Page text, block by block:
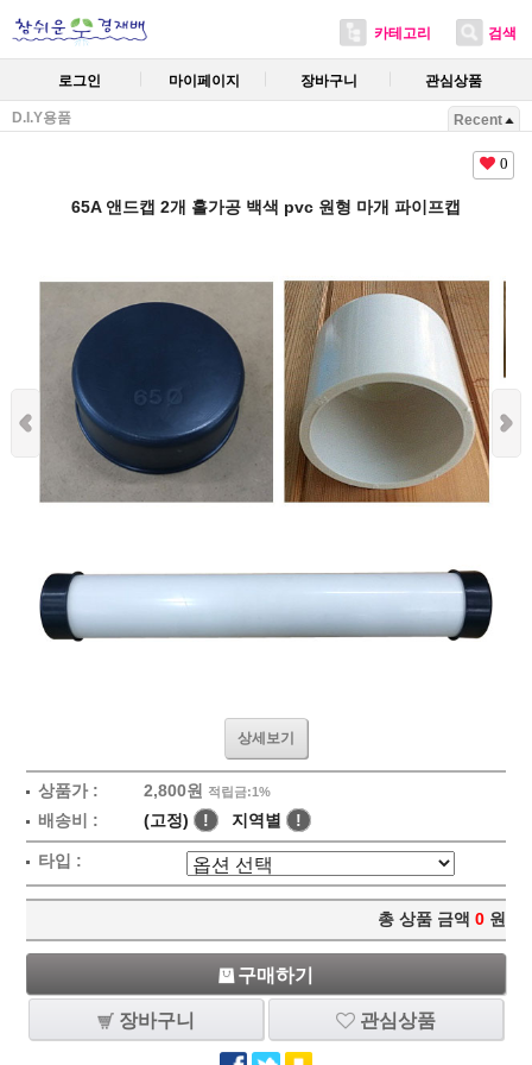
카테고리 검색
로그인 마이페이지 장바구니 관심상품
D.I.Y용품 Recent
0
65A 앤드캡 2개 홀가공 백색 pvc 원형 마개 파이프캡
상세보기
상품가 : 2,800원 적립금:1%
배송비 : (고정) ! 지역별 !
타입 :
총 상품 금액 0 원
구매하기
장바구니 관심상품